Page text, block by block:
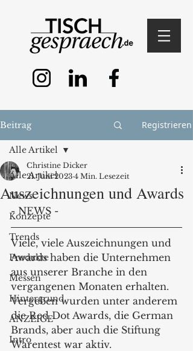
Beitrag Registrieren
Alle Artikel
News
Konzepte
Trends
Produkte
Messen
Hintergrund
ANZEIGE
Intro
Alle Artikel
Auszeichnungen und Awards
Christine Dicker
21. Juni 2023 4 Min. Lesezeit
- NEWS -
Viele, viele Auszeichnungen und
Awards haben die Unternehmen
aus unserer Branche in den
vergangenen Monaten erhalten.
Vergeben wurden unter anderem
die Red Dot Awards, die German
Brands, aber auch die Stiftung
Warentest war aktiv.